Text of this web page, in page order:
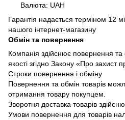
Валюта: UAH
Гарантія надається терміном 12
нашого інтернет-магазину
Обмін та повернення
Компанія здійснює повернення та
якості згідно Закону «Про захист
Строки повернення і обміну
Повернення та обмін товарів
отримання товару покупцем.
Зворотня доставка товарів
Умови повернення для товарів